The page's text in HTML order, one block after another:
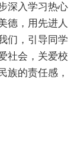
深入学习热心
德，用先进人
们，引导同学
社会，关爱校
族的责任感，